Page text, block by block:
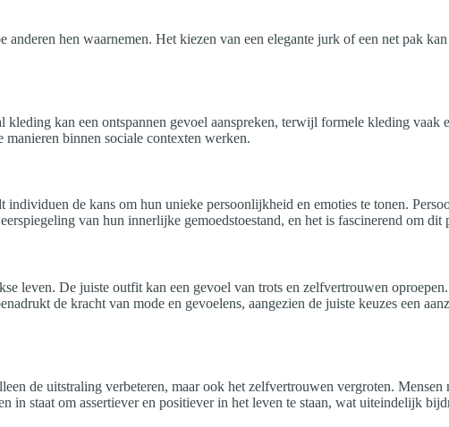
hen waarnemen. Het kiezen van een elegante jurk of een net pak
kan een ontspannen gevoel aanspreken, terwijl formele kleding vaak
manieren binnen sociale contexten werken.
de kans om hun unieke persoonlijkheid en emoties te tonen.
van hun innerlijke gemoedstoestand, en het is fascinerend om dit
leven. De juiste outfit kan een gevoel van trots en zelfvertrouwen
de kracht van mode en gevoelens, aangezien de juiste keuzes een
de uitstraling verbeteren, maar ook het zelfvertrouwen vergroten.
staat om assertiever en positiever in het leven te staan, wat uiteindelijk